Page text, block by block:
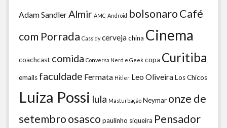
Adam Sandler Almir AMC Android bolsonaroCafé
com Porrada Cassidy cervejachina Cinema
coachcast comida Conversa Nerd e Geek copa Curitiba
emails faculdade Fermata Hitler Leo OliveiraLos Chicos
Luiza Possi lula Masturbação Neymar onze de
setembroosasco paulinho siqueira Pensador